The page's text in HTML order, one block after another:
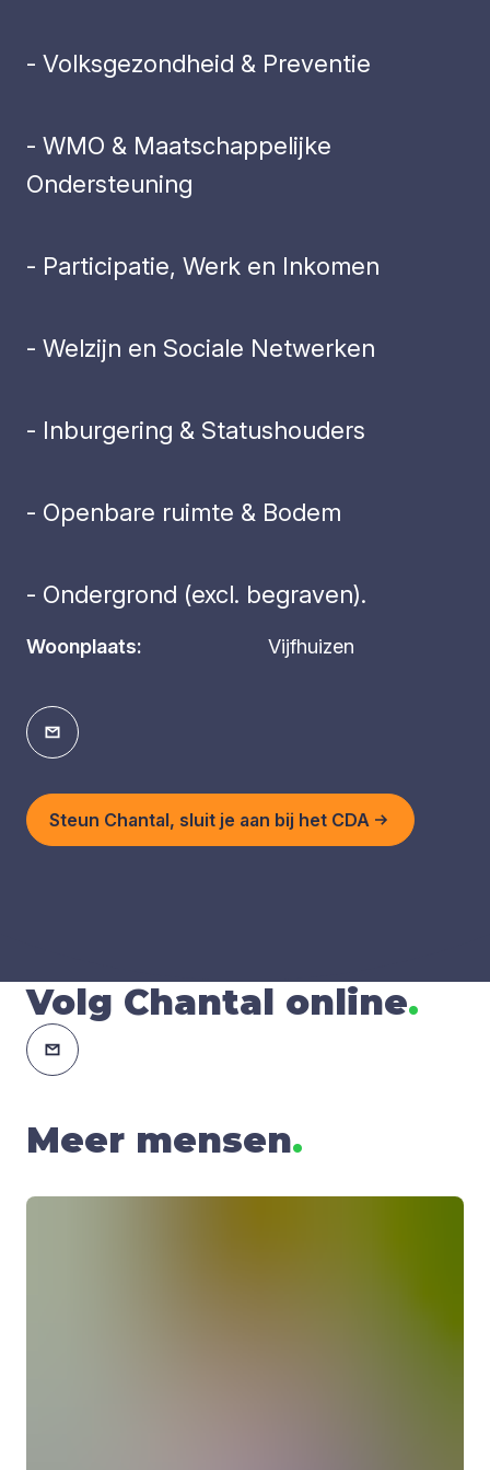
- Volksgezondheid & Preventie
- WMO & Maatschappelijke
Ondersteuning
- Participatie, Werk en Inkomen
- Welzijn en Sociale Netwerken
- Inburgering & Statushouders
- Openbare ruimte & Bodem
- Ondergrond (excl. begraven).
Woonplaats: Vijfhuizen
Steun Chantal, sluit je aan bij het CDA
Volg Chantal online.
Meer mensen.